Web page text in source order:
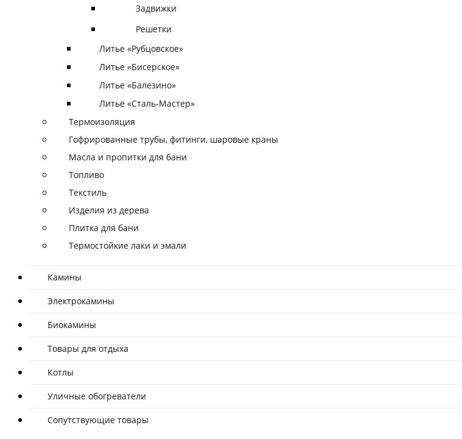
Задвижки
Решетки
Литье «Рубцовское»
Литье «Бисерское»
Литье «Балезино»
Литье «Сталь-Мастер»
Термоизоляция
Гофрированные трубы, фитинги, шаровые краны
Масла и пропитки для бани
Топливо
Текстиль
Изделия из дерева
Плитка для бани
Термостойкие лаки и эмали
Камины
Электрокамины
Биокамины
Товары для отдыха
Котлы
Уличные обогреватели
Сопутствующие товары